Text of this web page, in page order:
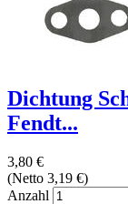
Dichtung
Fendt...
3,80 €
(Netto 3,19 €)
Anzahl